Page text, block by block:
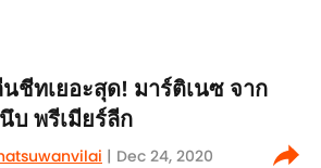
นชีทเยอะสุด! มาร์ติเนซ จาก
บ พรีเมียร์ลีก
| Dec 24, 2020